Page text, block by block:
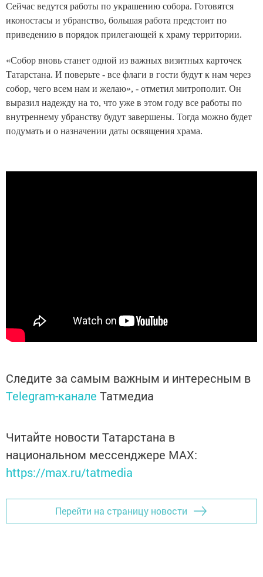
Сейчас ведутся работы по украшению собора. Готовятся
иконостасы и убранство, большая работа предстоит по
приведению в порядок прилегающей к храму территории.
«Собор вновь станет одной из важных визитных карточек
Татарстана. И поверьте - все флаги в гости будут к нам через
собор, чего всем нам и желаю», - отметил митрополит. Он
выразил надежду на то, что уже в этом году все работы по
внутреннему убранству будут завершены. Тогда можно будет
подумать и о назначении даты освящения храма.
Следите за самым важным и интересным в
Telegram-канале Татмедиа
Читайте новости Татарстана в
национальном мессенджере MАХ:
https://max.ru/tatmedia
Перейти на страницу новости